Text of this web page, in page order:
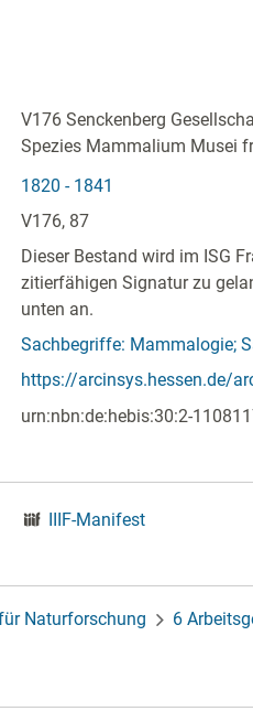
V176 Senckenberg
Spezies Mammalium Musei
1820 - 1841
V176, 87
Dieser Bestand wird im ISG
zitierfähigen Signatur zu
unten an.
Sachbegriffe: Mammalogie;
https://arcinsys.hessen.de/
urn:nbn:de:hebis:30:2-
IIIF-Manifest
Naturforschung 6